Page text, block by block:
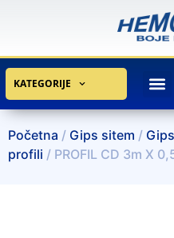
KATEGORIJE
Početna / Gips sitem /
profili / PROFIL CD 3m X